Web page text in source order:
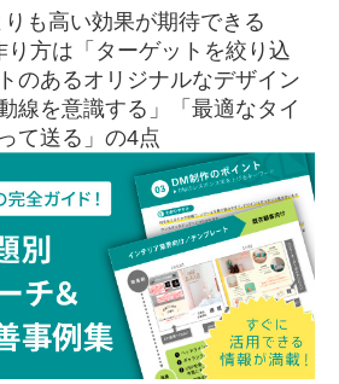
も高い効果が期待できる
り方は「ターゲットを絞り込
のあるオリジナルなデザイン
線を意識する」「最適なタイ
て送る」の4点